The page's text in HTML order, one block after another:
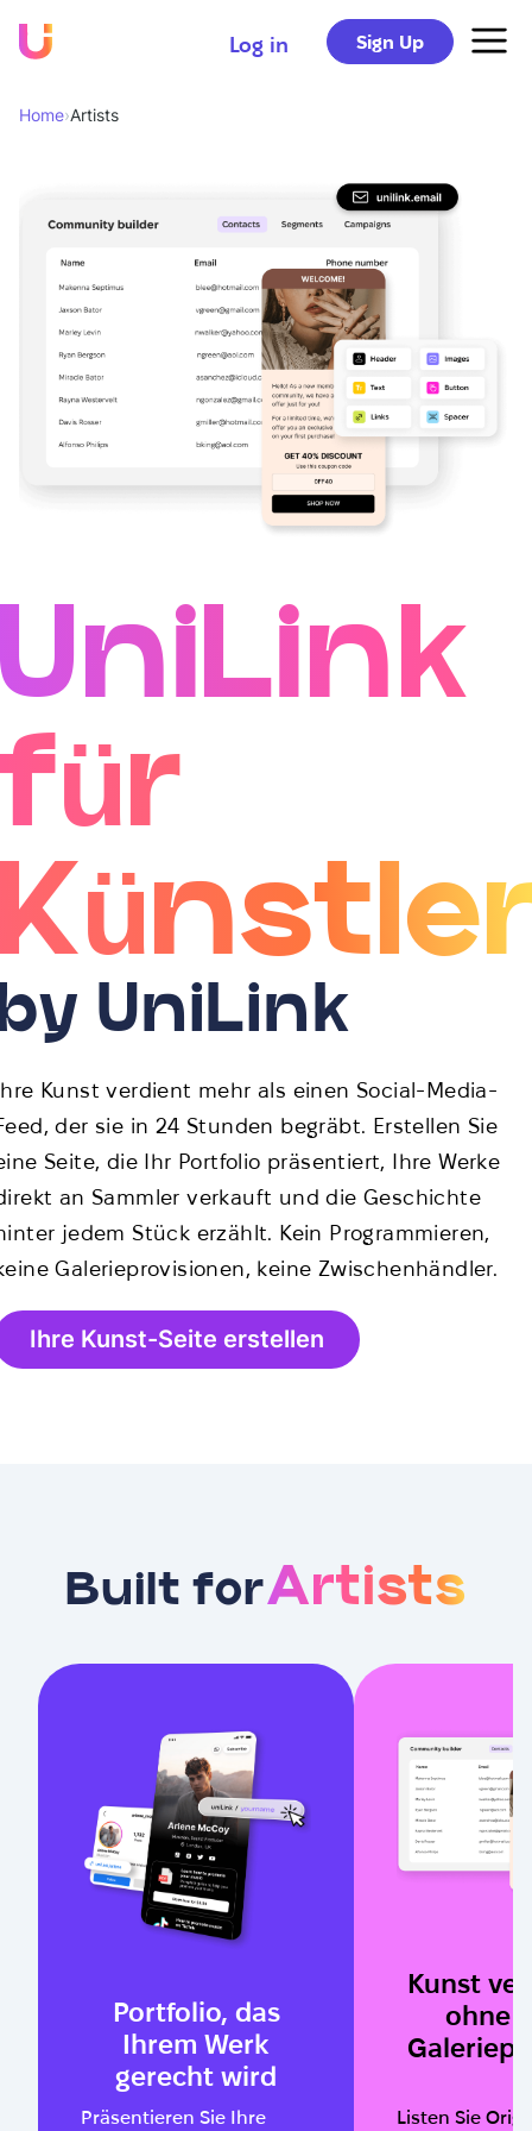
Log in Sign Up
Home›Artists
UniLink
Kunst verdient mehr als einen Social-Media-
der sie in 24 Stunden begräbt. Erstellen Sie
Seite, die Ihr Portfolio präsentiert, Ihre Werke
an Sammler verkauft und die Geschichte
jedem Stück erzählt. Kein Programmieren,
Galerieprovisionen, keine Zwischenhändler.
Ihre Kunst-Seite erstellen
Built forArtists
Portfolio, das
Ihrem Werk
gerecht wird
Präsentieren Sie Ihre
Kunst
ohne
Listen Sie